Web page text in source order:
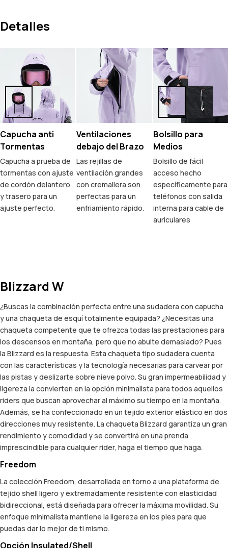
Detalles
Capucha anti
Tormentas
Capucha a prueba de
tormentas con ajuste
de cordón delantero
y trasero para un
ajuste perfecto.
Ventilaciones
debajo del Brazo
Las rejillas de
ventilación grandes
con cremallera son
perfectas para un
enfriamiento rápido.
Bolsillo para
Medios
Bolsillo de fácil
acceso hecho
específicamente para
teléfonos con salida
interna para cable de
auriculares
Blizzard W
¿Buscas la combinación perfecta entre una sudadera con capucha
y una chaqueta de esquí totalmente equipada? ¿Necesitas una
chaqueta competente que te ofrezca todas las prestaciones para
los descensos en montaña, pero que no abulte demasiado? Pues
la Blizzard es la respuesta. Esta chaqueta tipo sudadera cuenta
con las características y la tecnología necesarias para carvear por
las pistas y deslizarte sobre nieve polvo. Su gran impermeabilidad y
ligereza la convierten en la opción minimalista para todos aquellos
riders que buscan aprovechar al máximo su tiempo en la montaña.
Además, se ha confeccionado en un tejido exterior elástico en dos
direcciones muy resistente. La chaqueta Blizzard garantiza un gran
rendimiento y comodidad y se convertirá en una prenda
imprescindible para cualquier rider, haga el tiempo que haga.
Freedom
La colección Freedom, desarrollada en torno a una plataforma de
tejido shell ligero y extremadamente resistente con elasticidad
bidireccional, está diseñada para ofrecer la máxima movilidad. Su
enfoque minimalista mantiene la ligereza en los pies para que
puedas dar lo mejor de ti mismo.
Opción Insulated/Shell